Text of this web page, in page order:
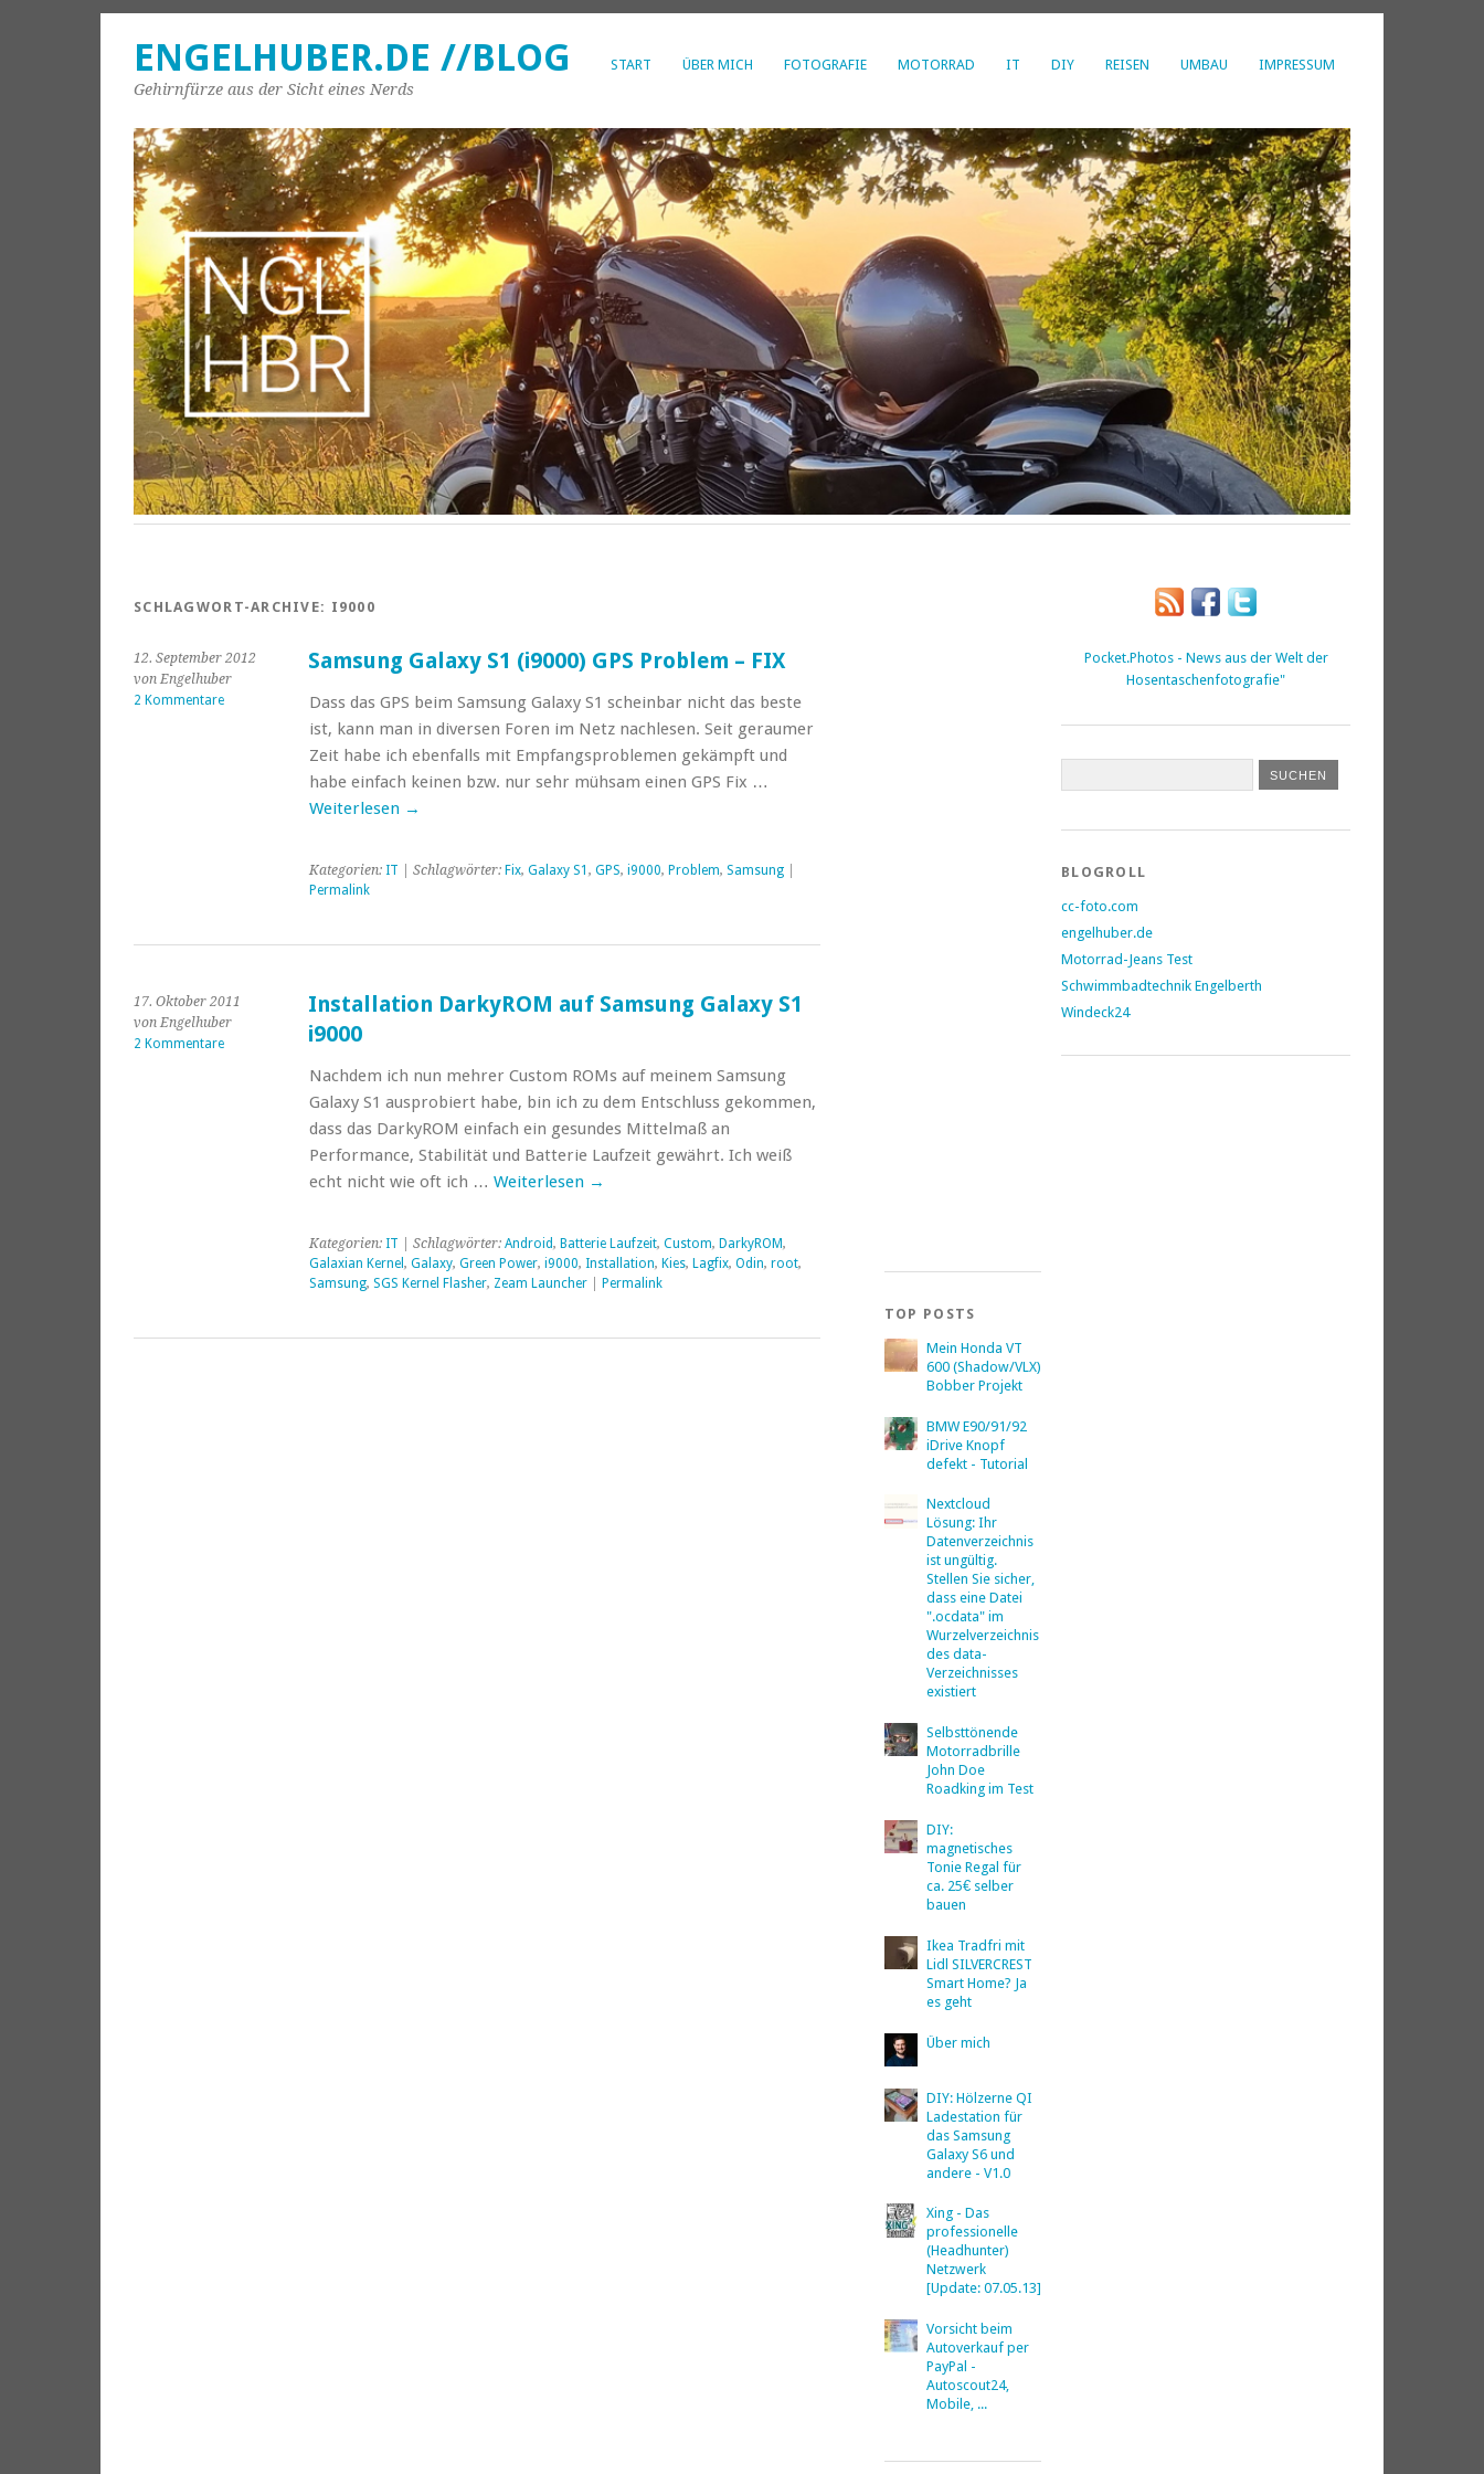
START ÜBER MICH FOTOGRAFIE MOTORRAD IT DIY REISEN UMBAU IMPRESSUM
ENGELHUBER.DE //BLOG
Gehirnfürze aus der Sicht eines Nerds
SCHLAGWORT-ARCHIVE: I9000
12. September 2012
von Engelhuber
2 Kommentare
Samsung Galaxy S1 (i9000) GPS Problem – FIX
Dass das GPS beim Samsung Galaxy S1 scheinbar nicht das beste
ist, kann man in diversen Foren im Netz nachlesen. Seit geraumer
Zeit habe ich ebenfalls mit Empfangsproblemen gekämpft und
habe einfach keinen bzw. nur sehr mühsam einen GPS Fix …
Weiterlesen →
Kategorien: IT | Schlagwörter: Fix, Galaxy S1 , GPS, i9000, Problem, Samsung|
Permalink
17. Oktober 2011
von Engelhuber
2 Kommentare
Installation DarkyROM auf Samsung Galaxy S1
i9000
Nachdem ich nun mehrer Custom ROMs auf meinem Samsung
Galaxy S1 ausprobiert habe, bin ich zu dem Entschluss gekommen,
dass das DarkyROM einfach ein gesundes Mittelmaß an
Performance, Stabilität und Batterie Laufzeit gewährt. Ich weiß
echt nicht wie oft ich … Weiterlesen →
Kategorien: IT | Schlagwörter: Android, Batterie Laufzeit, Custom, DarkyROM,
Galaxian Kernel , Galaxy, Green Power, i9000, Installation, Kies, Lagfix, Odin, root,
Samsung, SGS Kernel Flasher, Zeam Launcher| Permalink
TOP POSTS
Mein Honda VT
600 (Shadow/VLX)
Bobber Projekt
BMW E90/91/92
iDrive Knopf
defekt - Tutorial
Nextcloud
Lösung: Ihr
Datenverzeichnis
ist ungültig.
Stellen Sie sicher,
dass eine Datei
".ocdata" im
Wurzelverzeichnis
des data-
Verzeichnisses
existiert
Selbsttönende
Motorradbrille
John Doe
Roadking im Test
DIY:
magnetisches
Tonie Regal für
ca. 25€ selber
bauen
Ikea Tradfri mit
Lidl SILVERCREST
Smart Home? Ja
es geht
Über mich
DIY: Hölzerne QI
Ladestation für
das Samsung
Galaxy S6 und
andere - V1.0
Xing - Das
professionelle
(Headhunter)
Netzwerk
[Update: 07.05.13]
Vorsicht beim
Autoverkauf per
PayPal -
Autoscout24,
Mobile, ...
Pocket.Photos - News aus der Welt der
Hosentaschenfotografie"
BLOGROLL
cc-foto.com
engelhuber.de
Motorrad-Jeans Test
Schwimmbadtechnik Engelberth
Windeck24